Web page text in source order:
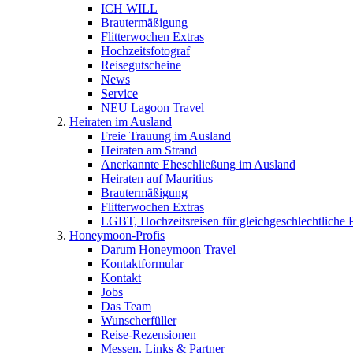
ICH WILL
Brautermäßigung
Flitterwochen Extras
Hochzeitsfotograf
Reisegutscheine
News
Service
NEU Lagoon Travel
Heiraten im Ausland
Freie Trauung im Ausland
Heiraten am Strand
Anerkannte Eheschließung im Ausland
Heiraten auf Mauritius
Brautermäßigung
Flitterwochen Extras
LGBT, Hochzeitsreisen für gleichgeschlechtliche
Honeymoon-Profis
Darum Honeymoon Travel
Kontaktformular
Kontakt
Jobs
Das Team
Wunscherfüller
Reise-Rezensionen
Messen, Links & Partner